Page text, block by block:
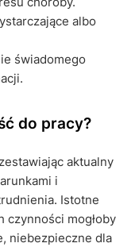
albo
świadomego
do pracy?
aktualny
i
Istotne
czynności mogłoby
niebezpieczne dla